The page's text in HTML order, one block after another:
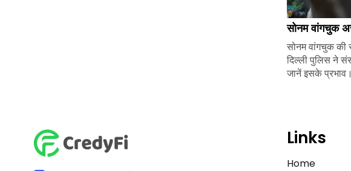
सोनम वांगचुक
सोनम वांगचुक की
दिल्ली पुलिस ने
जानें इसके प्रभाव।
Links
Home